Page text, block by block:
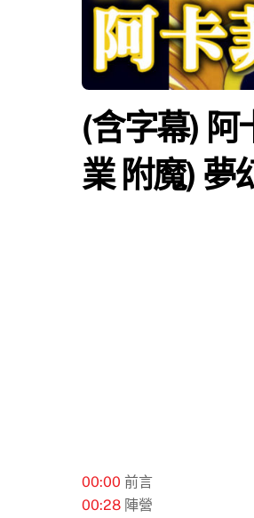
(含字幕) 阿
業 附魔) 夢
00:00 ​ 前言
00:28 陣營